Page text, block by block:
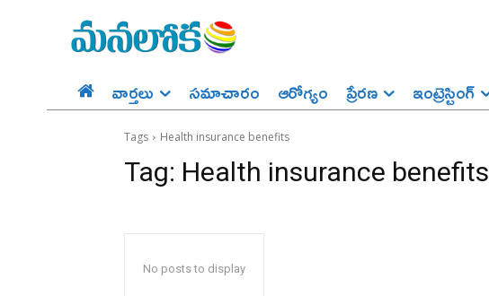
వార్తలు సమాచారం ఆరోగ్యం ప్రేర‌ణ‌ ఇంట్రెస్టింగ్‌
Tags Health insurance benefits
Tag: Health insurance benefits
No posts to display